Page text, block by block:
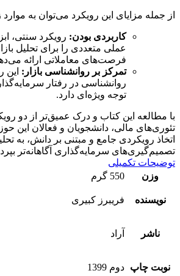
از جمله مزایای این رویکرد می‌توان به
کاربردی بودن: رویکرد سنتی،
عملی متعددی را برای تحلیل
فرصت‌های معاملاتی ارائه
تمرکز بر روانشناسی بازار: این
روانشناسی در رفتار
توجه ویژه‌ای دارد.
با مطالعه این کتاب و درک عمیق‌تر از دو
تئوری‌های مالی، دانشجویان و فعالان این
اتخاذ رویکردی جامع و مبتنی بر دانش، به
تصمیم‌گیری‌های سرمایه‌گذاری آگاهانه‌تر
توضیحات تکمیلی
وزن
550 گرم
نویسنده فریبرز کبیری
ناشر آراد
نوبت چاپ دوم 1399